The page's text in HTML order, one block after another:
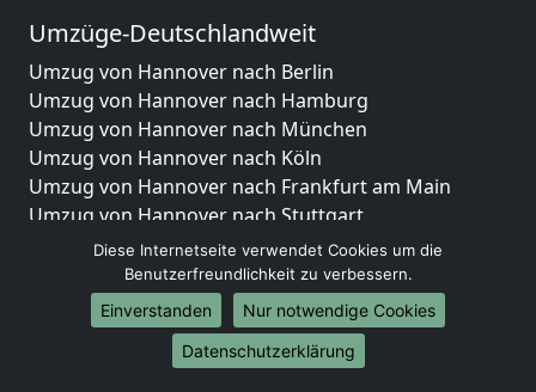
Umzüge-Deutschlandweit
Umzug von Hannover nach Berlin
Umzug von Hannover nach Hamburg
Umzug von Hannover nach München
Umzug von Hannover nach Köln
Umzug von Hannover nach Frankfurt am Main
Umzug von Hannover nach Stuttgart
Umzug von Hannover nach Düsseldorf
Umzug von Hannover nach Leipzig
Umzug von Hannover nach Dortmund
Umzug von Hannover nach Essen
Umzug von Hannover nach Bremen
Diese Internetseite verwendet Cookies um die
Benutzerfreundlichkeit zu verbessern.
Einverstanden
Nur notwendige Cookies
Datenschutzerklärung